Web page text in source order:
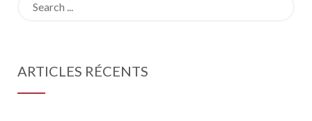
ARTICLES RÉCENTS